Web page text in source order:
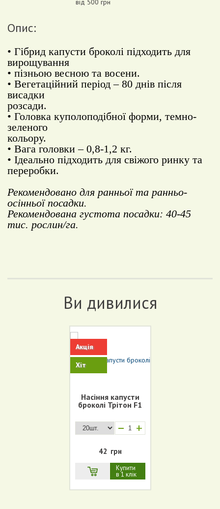
від 500 грн
Опис:
• Гібрид капусти броколі підходить для
вирощування
• пізньою весною та восени.
• Вегетаційний період – 80 днів після
висадки
розсади.
• Головка куполоподібної форми, темно-
зеленого
кольору.
• Вага головки – 0,8-1,2 кг.
• Ідеально підходить для свіжого ринку та
переробки.
Рекомендовано для ранньої та ранньо-
осінньої посадки.
Рекомендована густота посадки: 40-45
тис. рослин/га.
Ви дивилися
Акція
Хіт
Насіння капусти
броколі Трітон F1
+
42 грн
Купити
в 1 клік